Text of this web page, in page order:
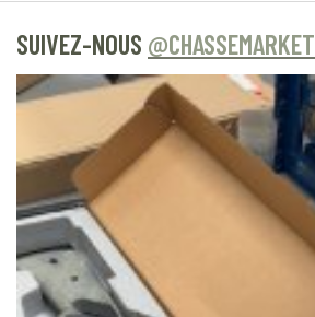
SUIVEZ-NOUS @CHASSEMARKET